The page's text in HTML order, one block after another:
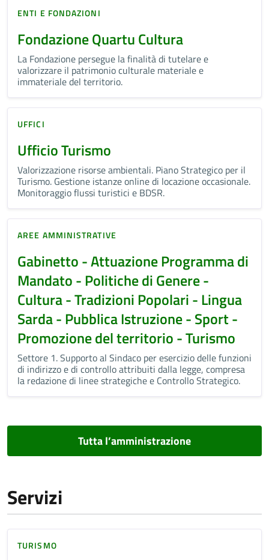
ENTI E FONDAZIONI
Fondazione Quartu Cultura
La Fondazione persegue la finalità di tutelare e
valorizzare il patrimonio culturale materiale e
immateriale del territorio.
UFFICI
Ufficio Turismo
Valorizzazione risorse ambientali. Piano Strategico per il
Turismo. Gestione istanze online di locazione occasionale.
Monitoraggio flussi turistici e BDSR.
AREE AMMINISTRATIVE
Gabinetto - Attuazione Programma di
Mandato - Politiche di Genere -
Cultura - Tradizioni Popolari - Lingua
Sarda - Pubblica Istruzione - Sport -
Promozione del territorio - Turismo
Settore 1. Supporto al Sindaco per esercizio delle funzioni
di indirizzo e di controllo attribuiti dalla legge, compresa
la redazione di linee strategiche e Controllo Strategico.
Tutta l’amministrazione
Servizi
TURISMO